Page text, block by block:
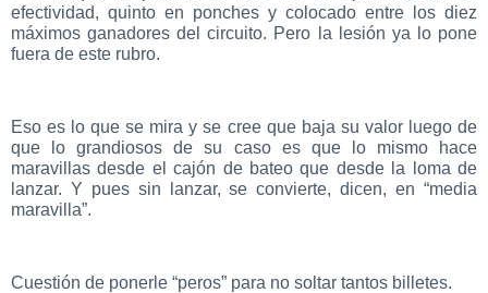
efectividad, quinto en ponches y colocado entre los diez
máximos ganadores del circuito. Pero la lesión ya lo pone
fuera de este rubro.
Eso es lo que se mira y se cree que baja su valor luego de
que lo grandiosos de su caso es que lo mismo hace
maravillas desde el cajón de bateo que desde la loma de
lanzar. Y pues sin lanzar, se convierte, dicen, en “media
maravilla”.
Cuestión de ponerle “peros” para no soltar tantos billetes.